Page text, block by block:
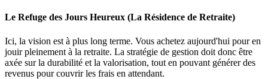
Le Refuge des Jours Heureux (La Résidence de Retraite)
Ici, la vision est à plus long terme. Vous achetez aujourd'hui pour en
jouir pleinement à la retraite. La stratégie de gestion doit donc être
axée sur la durabilité et la valorisation, tout en pouvant générer des
revenus pour couvrir les frais en attendant.